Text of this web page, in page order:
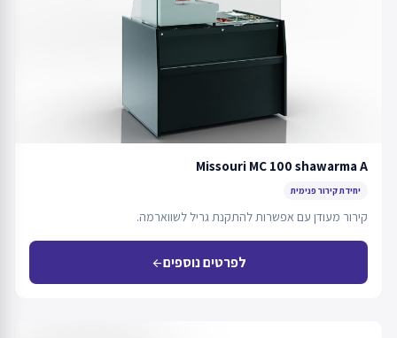
Missouri MC 100 shawarma A
יחידת קירור פנימית
קירור מעודן עם אפשרות להתקנת גריל לשווארמה.
לפרטים נוספיםarrow_back